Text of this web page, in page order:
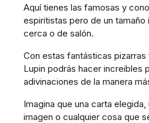
Aquí tienes las famosas y
espiritistas pero de un tamaño
cerca o de salón.
Con estas fantásticas
Lupin podrás hacer increibles
adivinaciones de la manera
Imagina que una carta elegida,
imagen o cualquier cosa que